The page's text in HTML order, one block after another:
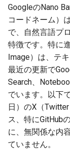
e
a
c
2025-12-23
2025-12-22
2025-12-21
2025-12-20
2025-12-19
2025-12-18
GoogleのNano
コードネーム）
で、自然言語プ
特徴です。特に
Image）は、テ
最近の更新で
Search、
でいます。以下
日）のX（
ス、特にGitHub
に、無関係な内
ていません。